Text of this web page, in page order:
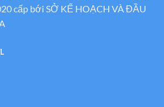
cấp bới SỞ KẾ HOẠCH VÀ ĐẦU